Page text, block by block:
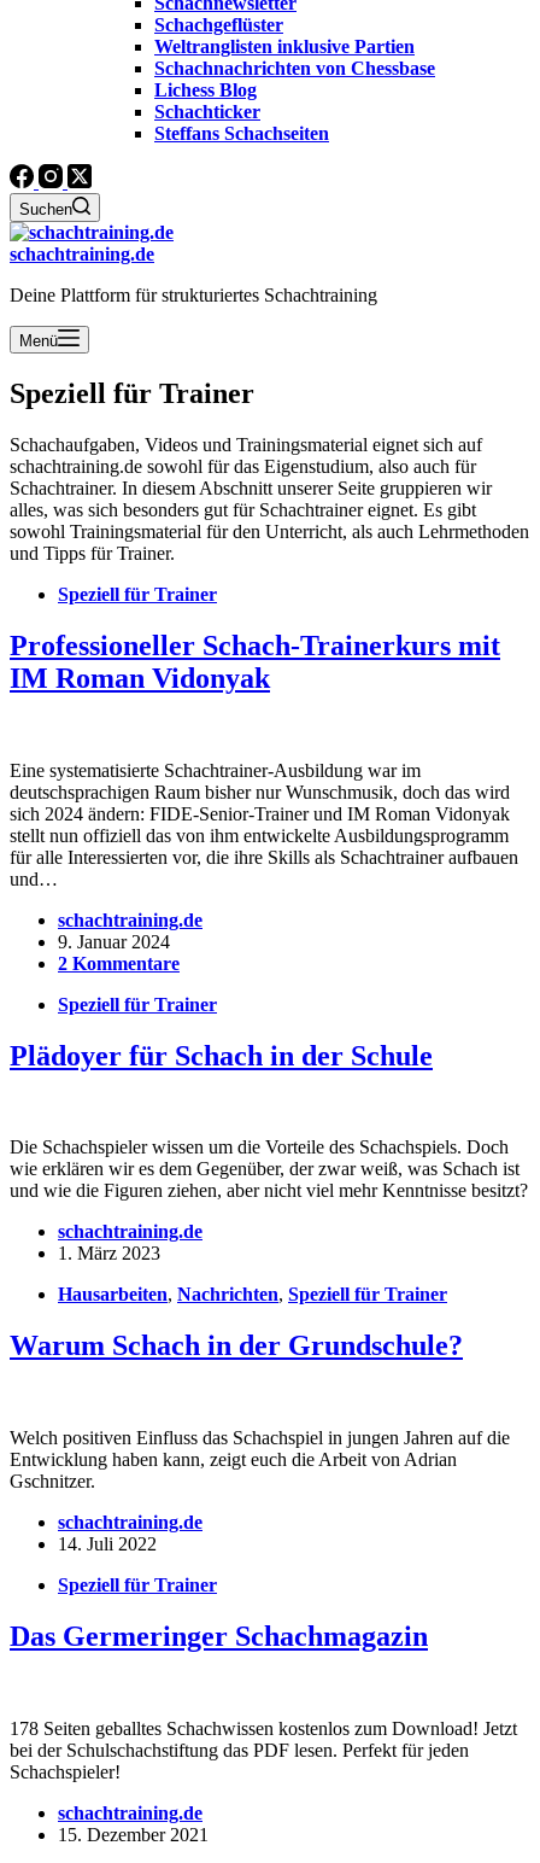
Schachgeflüster
Weltranglisten inklusive Partien
Schachnachrichten von Chessbase
Lichess Blog
Schachticker
Steffans Schachseiten
Suchen
schachtraining.de
Deine Plattform für strukturiertes Schachtraining
Menü
Speziell für Trainer
Schachaufgaben, Videos und Trainingsmaterial eignet sich auf
schachtraining.de sowohl für das Eigenstudium, also auch für
Schachtrainer. In diesem Abschnitt unserer Seite gruppieren wir
alles, was sich besonders gut für Schachtrainer eignet. Es gibt
sowohl Trainingsmaterial für den Unterricht, als auch Lehrmethoden
und Tipps für Trainer.
Speziell für Trainer
Professioneller Schach-Trainerkurs mit
IM Roman Vidonyak
Eine systematisierte Schachtrainer-Ausbildung war im
deutschsprachigen Raum bisher nur Wunschmusik, doch das wird
sich 2024 ändern: FIDE-Senior-Trainer und IM Roman Vidonyak
stellt nun offiziell das von ihm entwickelte Ausbildungsprogramm
für alle Interessierten vor, die ihre Skills als Schachtrainer aufbauen
und…
schachtraining.de
9. Januar 2024
2 Kommentare
Speziell für Trainer
Plädoyer für Schach in der Schule
Die Schachspieler wissen um die Vorteile des Schachspiels. Doch
wie erklären wir es dem Gegenüber, der zwar weiß, was Schach ist
und wie die Figuren ziehen, aber nicht viel mehr Kenntnisse besitzt?
schachtraining.de
1. März 2023
Hausarbeiten, Nachrichten, Speziell für Trainer
Warum Schach in der Grundschule?
Welch positiven Einfluss das Schachspiel in jungen Jahren auf die
Entwicklung haben kann, zeigt euch die Arbeit von Adrian
Gschnitzer.
schachtraining.de
14. Juli 2022
Speziell für Trainer
Das Germeringer Schachmagazin
178 Seiten geballtes Schachwissen kostenlos zum Download! Jetzt
bei der Schulschachstiftung das PDF lesen. Perfekt für jeden
Schachspieler!
schachtraining.de
15. Dezember 2021